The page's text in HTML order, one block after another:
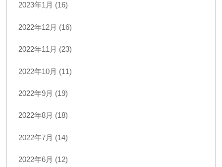
2023年1月 (16)
2022年12月 (16)
2022年11月 (23)
2022年10月 (11)
2022年9月 (19)
2022年8月 (18)
2022年7月 (14)
2022年6月 (12)